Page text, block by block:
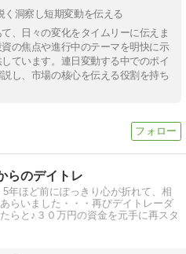
く洞察し短期変動を伝える
、日々の変化をタイムリーに伝えま
の焦点や進行中のテーマを明快に示
ています。連日変動する中でのポイ
し、市場の核心を伝える役割を持ち
のデイトレ
年ほど前にぽっきり心が折れて、相
らいました・・・再びデイトレーダ
らと♪３０万円の資金を元手に再スタ